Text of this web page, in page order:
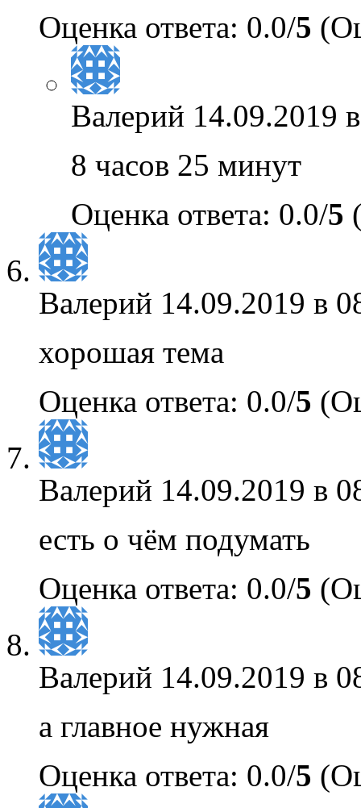
Оценка ответа: 0.0/5
Валерий 14.09.2019
8 часов 25 минут
Оценка ответа: 0.0/5
Валерий 14.09.2019 в
хорошая тема
Оценка ответа: 0.0/5
Валерий 14.09.2019 в
есть о чём подумать
Оценка ответа: 0.0/5
Валерий 14.09.2019 в
а главное нужная
Оценка ответа: 0.0/5